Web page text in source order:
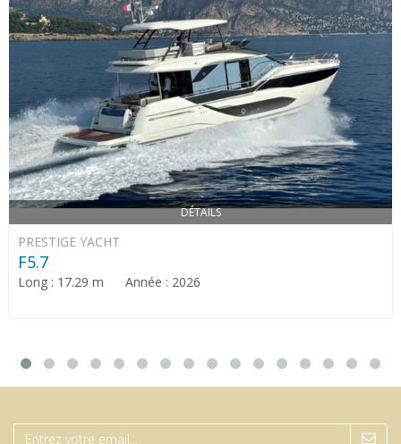
DÉTAILS
PRESTIGE YACHT
F5.7
Long : 17.29 m Année : 2026